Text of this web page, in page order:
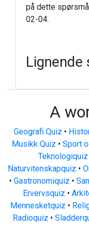
på dette
02-04.
Lignende
A
Geografi Quiz •
Musikk Quiz • Sport
Teknologiquiz
Naturvitenskapquiz •
• Gastronomiquiz •
Ervervsquiz •
Mennesketquiz •
Radioquiz •